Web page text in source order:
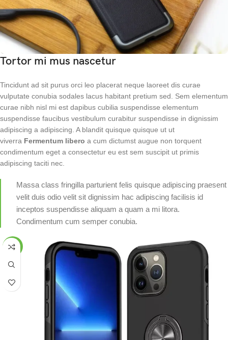
Tortor mi mus nascetur
Tincidunt ad sit purus orci leo placerat neque laoreet dis curae
vulputate conubia sodales lacus habitant pretium sed. Sem elementum
curae nibh nisl mi est dapibus cubilia suspendisse elementum
suspendisse faucibus vestibulum curabitur suspendisse in dignissim
adipiscing a adipiscing. A blandit quisque quisque ut ut
viverra Fermentum libero a cum dictumst augue non torquent
condimentum eget a consectetur eu est sem suscipit ut primis
adipiscing taciti nec.
Massa class fringilla parturient felis quisque adipiscing praesent
velit duis odio velit sit dignissim hac adipiscing facilisis id
inceptos suspendisse aliquam a quam a mi litora.
Condimentum cum semper conubia.
-20%